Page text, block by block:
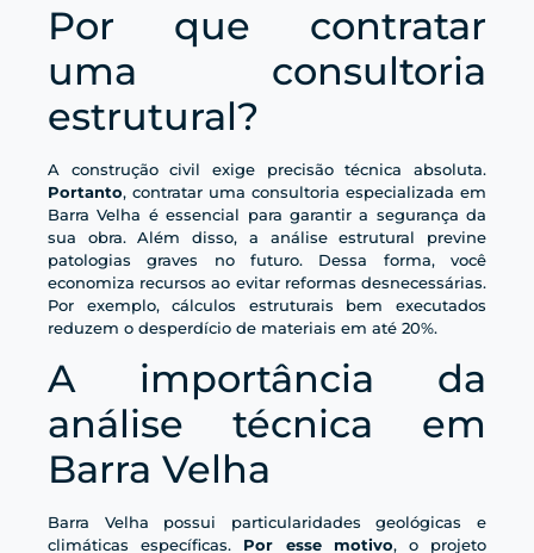
Por que contratar
uma consultoria
estrutural?
A construção civil exige precisão técnica absoluta.
Portanto, contratar uma consultoria especializada em
Barra Velha é essencial para garantir a segurança da
sua obra. Além disso, a análise estrutural previne
patologias graves no futuro. Dessa forma, você
economiza recursos ao evitar reformas desnecessárias.
Por exemplo, cálculos estruturais bem executados
reduzem o desperdício de materiais em até 20%.
A importância da
análise técnica em
Barra Velha
Barra Velha possui particularidades geológicas e
climáticas específicas. Por esse motivo, o projeto